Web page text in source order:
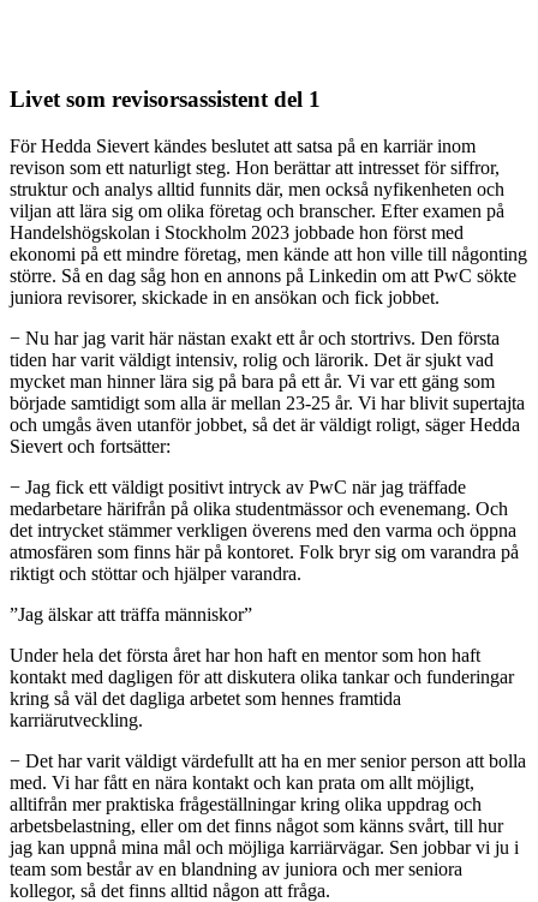
Livet som revisorsassistent del 1
För Hedda Sievert kändes beslutet att satsa på en karriär inom
revison som ett naturligt steg. Hon berättar att intresset för siffror,
struktur och analys alltid funnits där, men också nyfikenheten och
viljan att lära sig om olika företag och branscher. Efter examen på
Handelshögskolan i Stockholm 2023 jobbade hon först med
ekonomi på ett mindre företag, men kände att hon ville till någonting
större. Så en dag såg hon en annons på Linkedin om att PwC sökte
juniora revisorer, skickade in en ansökan och fick jobbet.
− Nu har jag varit här nästan exakt ett år och stortrivs. Den första
tiden har varit väldigt intensiv, rolig och lärorik. Det är sjukt vad
mycket man hinner lära sig på bara på ett år. Vi var ett gäng som
började samtidigt som alla är mellan 23-25 år. Vi har blivit supertajta
och umgås även utanför jobbet, så det är väldigt roligt, säger Hedda
Sievert och fortsätter:
− Jag fick ett väldigt positivt intryck av PwC när jag träffade
medarbetare härifrån på olika studentmässor och evenemang. Och
det intrycket stämmer verkligen överens med den varma och öppna
atmosfären som finns här på kontoret. Folk bryr sig om varandra på
riktigt och stöttar och hjälper varandra.
”Jag älskar att träffa människor”
Under hela det första året har hon haft en mentor som hon haft
kontakt med dagligen för att diskutera olika tankar och funderingar
kring så väl det dagliga arbetet som hennes framtida
karriärutveckling.
− Det har varit väldigt värdefullt att ha en mer senior person att bolla
med. Vi har fått en nära kontakt och kan prata om allt möjligt,
alltifrån mer praktiska frågeställningar kring olika uppdrag och
arbetsbelastning, eller om det finns något som känns svårt, till hur
jag kan uppnå mina mål och möjliga karriärvägar. Sen jobbar vi ju i
team som består av en blandning av juniora och mer seniora
kollegor, så det finns alltid någon att fråga.